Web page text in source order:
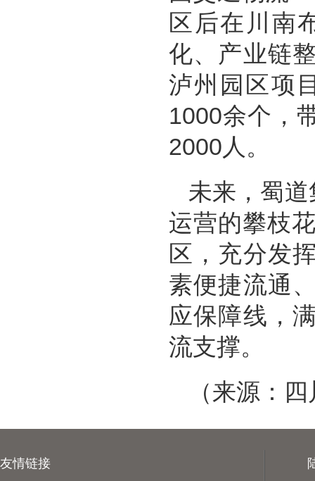
区后在川南
化、产业链
泸州园区项
1000余个，
2000人。
未来，蜀
运营的攀枝
区，充分发
素便捷流通
应保障线，
流支撑。
（来源：
友情链接